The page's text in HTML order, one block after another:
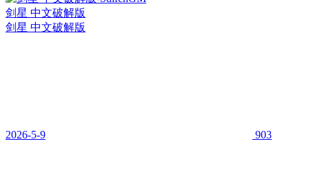
剑星 中文破解版
剑星 中文破解版
2026-5-9 903